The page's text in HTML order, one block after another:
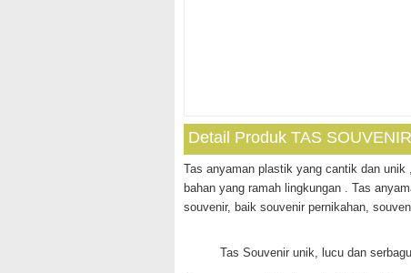
Detail Produk TAS
Tas anyaman plastik yang cantik dan
bahan yang ramah lingkungan . Tas
souvenir, baik souvenir pernikahan,
Tas Souvenir unik, lucu dan